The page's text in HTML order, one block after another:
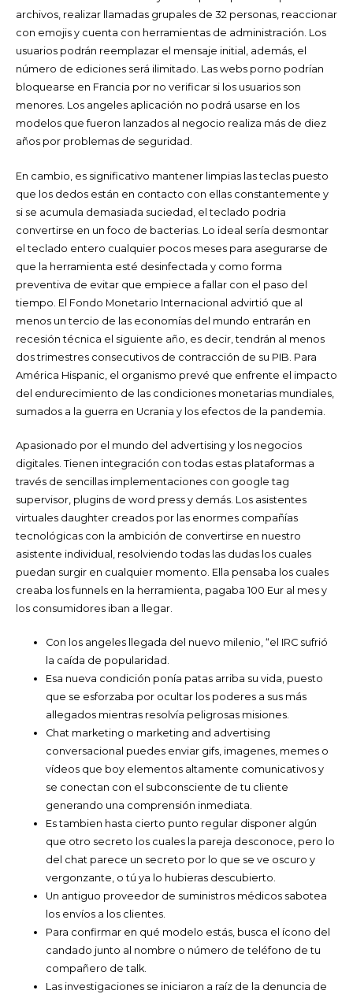
archivos, realizar llamadas grupales de 32 personas, reaccionar
con emojis y cuenta con herramientas de administración. Los
usuarios podrán reemplazar el mensaje initial, además, el
número de ediciones será ilimitado. Las webs porno podrían
bloquearse en Francia por no verificar si los usuarios son
menores. Los angeles aplicación no podrá usarse en los
modelos que fueron lanzados al negocio realiza más de diez
años por problemas de seguridad.
En cambio, es significativo mantener limpias las teclas puesto
que los dedos están en contacto con ellas constantemente y
si se acumula demasiada suciedad, el teclado podria
convertirse en un foco de bacterias. Lo ideal sería desmontar
el teclado entero cualquier pocos meses para asegurarse de
que la herramienta esté desinfectada y como forma
preventiva de evitar que empiece a fallar con el paso del
tiempo. El Fondo Monetario Internacional advirtió que al
menos un tercio de las economías del mundo entrarán en
recesión técnica el siguiente año, es decir, tendrán al menos
dos trimestres consecutivos de contracción de su PIB. Para
América Hispanic, el organismo prevé que enfrente el impacto
del endurecimiento de las condiciones monetarias mundiales,
sumados a la guerra en Ucrania y los efectos de la pandemia.
Apasionado por el mundo del advertising y los negocios
digitales. Tienen integración con todas estas plataformas a
través de sencillas implementaciones con google tag
supervisor, plugins de word press y demás. Los asistentes
virtuales daughter creados por las enormes compañías
tecnológicas con la ambición de convertirse en nuestro
asistente individual, resolviendo todas las dudas los cuales
puedan surgir en cualquier momento. Ella pensaba los cuales
creaba los funnels en la herramienta, pagaba 100 Eur al mes y
los consumidores iban a llegar.
Con los angeles llegada del nuevo milenio, “el IRC sufrió
la caída de popularidad.
Esa nueva condición ponía patas arriba su vida, puesto
que se esforzaba por ocultar los poderes a sus más
allegados mientras resolvía peligrosas misiones.
Chat marketing o marketing and advertising
conversacional puedes enviar gifs, imagenes, memes o
vídeos que boy elementos altamente comunicativos y
se conectan con el subconsciente de tu cliente
generando una comprensión inmediata.
Es tambien hasta cierto punto regular disponer algún
que otro secreto los cuales la pareja desconoce, pero lo
del chat parece un secreto por lo que se ve oscuro y
vergonzante, o tú ya lo hubieras descubierto.
Un antiguo proveedor de suministros médicos sabotea
los envíos a los clientes.
Para confirmar en qué modelo estás, busca el ícono del
candado junto al nombre o número de teléfono de tu
compañero de talk.
Las investigaciones se iniciaron a raíz de la denuncia de